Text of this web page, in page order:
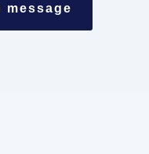
message